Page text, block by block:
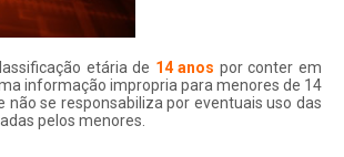
etária de 14 anos por conter em
informação impropria para menores de 14
não se responsabiliza por eventuais uso das
pelos menores.